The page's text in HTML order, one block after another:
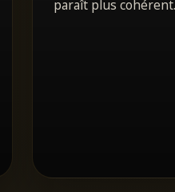
paraît plus cohérent.